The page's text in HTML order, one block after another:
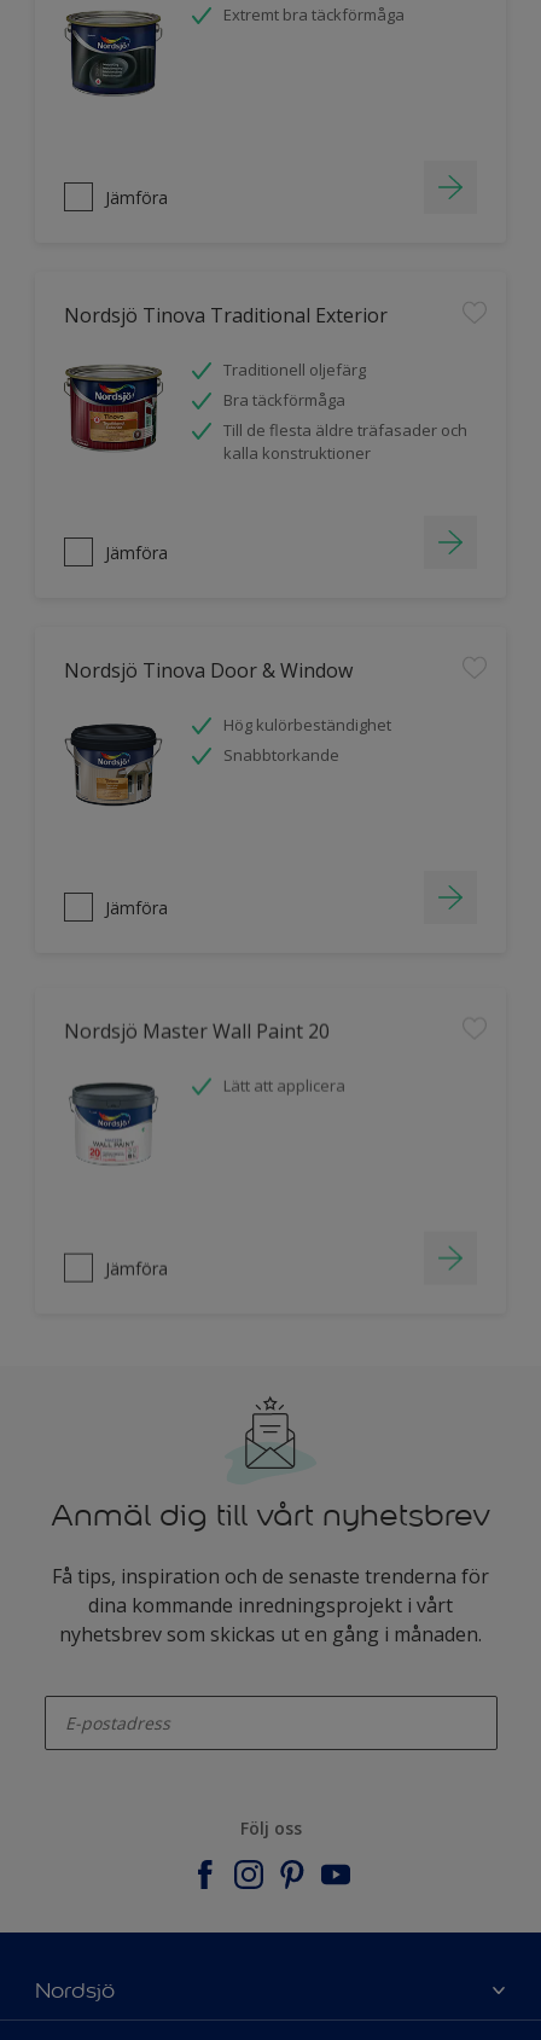
Extremt bra täckförmåga
Jämföra
Nordsjö Tinova Traditional Exterior
Traditionell oljefärg
Bra täckförmåga
Till de flesta äldre träfasader och
kalla konstruktioner
Jämföra
Nordsjö Tinova Door & Window
Hög kulörbeständighet
Snabbtorkande
Jämföra
Nordsjö Master Wall Paint 20
Lätt att applicera
Jämföra
Anmäl dig till vårt nyhetsbrev
Få tips, inspiration och de senaste trenderna för
dina kommande inredningsprojekt i vårt
nyhetsbrev som skickas ut en gång i månaden.
Följ oss
Nordsjö